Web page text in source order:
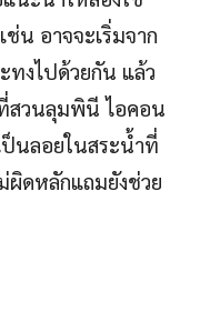
น อาจจะเริ่มจาก
งไปด้วยกัน แล้ว
สวนลุมพินี ไอคอน
ป็นลอยในสระน้ำที่
ดหลักแถมยังช่วย